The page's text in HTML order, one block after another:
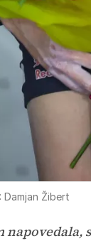
Damjan Žibert